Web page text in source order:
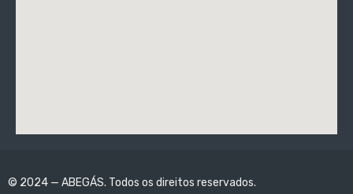
© 2024 — ABEGÁS. Todos os direitos reservados.